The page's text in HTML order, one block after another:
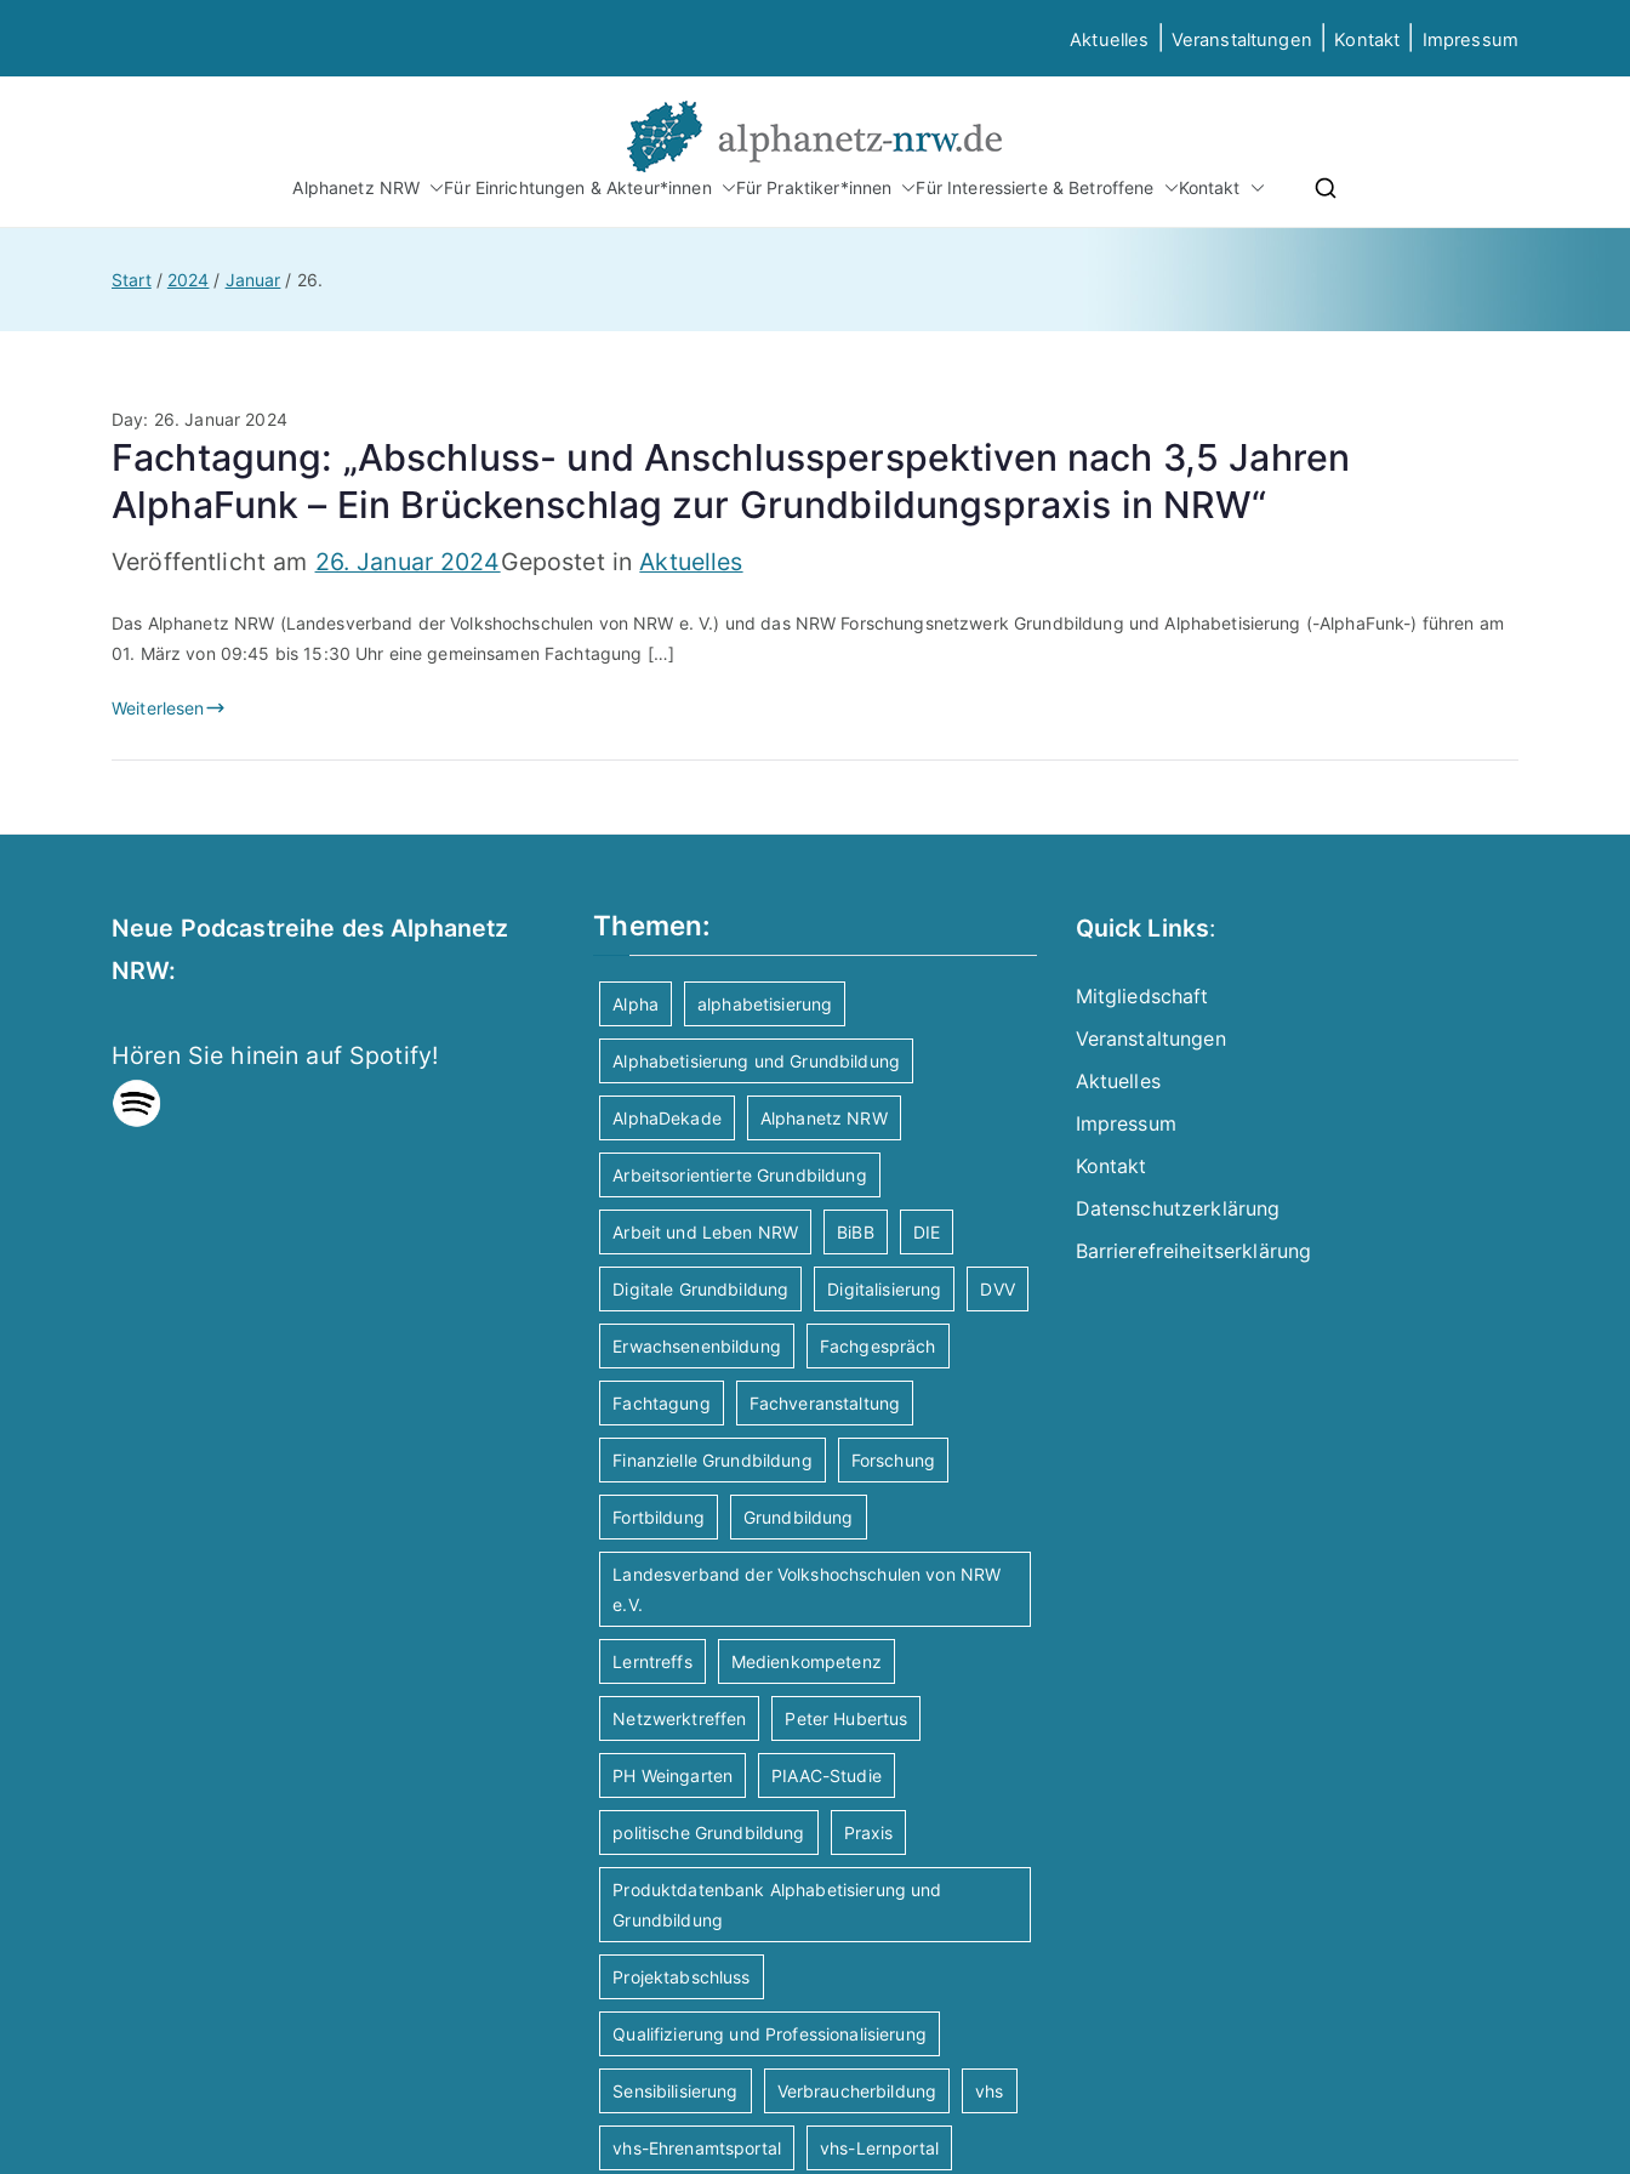
springen
Aktuelles Veranstaltungen Kontakt Impressum
Alphanetz NRW
Netzwerk Alphabetisierung & Grundbildung NRW
Alphanetz NRW Für Einrichtungen & Akteur*innen Für Praktiker*innen Für Interessierte & Betroffene Kontakt
Start 2024 Januar 26.
Day: 26. Januar 2024
Fachtagung: „Abschluss- und Anschlussperspektiven nach 3,5 Jahren
AlphaFunk – Ein Brückenschlag zur Grundbildungspraxis in NRW“
Veröffentlicht am 26. Januar 2024Gepostet inAktuelles
Das Alphanetz NRW (Landesverband der Volkshochschulen von NRW e. V.) und das NRW Forschungsnetzwerk Grundbildung und Alphabetisierung (-AlphaFunk-) führen am
01. März von 09:45 bis 15:30 Uhr eine gemeinsamen Fachtagung […]
Weiterlesen
Neue Podcastreihe des Alphanetz
NRW:
Hören Sie hinein auf Spotify!
Themen:
Alpha alphabetisierung
Alphabetisierung und Grundbildung
AlphaDekade Alphanetz NRW
Arbeitsorientierte Grundbildung
Arbeit und Leben NRW BiBB DIE
Digitale Grundbildung Digitalisierung DVV
Erwachsenenbildung Fachgespräch
Fachtagung Fachveranstaltung
Finanzielle Grundbildung Forschung
Fortbildung Grundbildung
Landesverband der Volkshochschulen von NRW
e.V.
Lerntreffs Medienkompetenz
Netzwerktreffen Peter Hubertus
PH Weingarten PIAAC-Studie
politische Grundbildung Praxis
Produktdatenbank Alphabetisierung und
Grundbildung
Projektabschluss
Qualifizierung und Professionalisierung
Sensibilisierung Verbraucherbildung vhs
vhs-Ehrenamtsportal vhs-Lernportal
Quick Links:
Mitgliedschaft
Veranstaltungen
Aktuelles
Impressum
Kontakt
Datenschutzerklärung
Barrierefreiheitserklärung